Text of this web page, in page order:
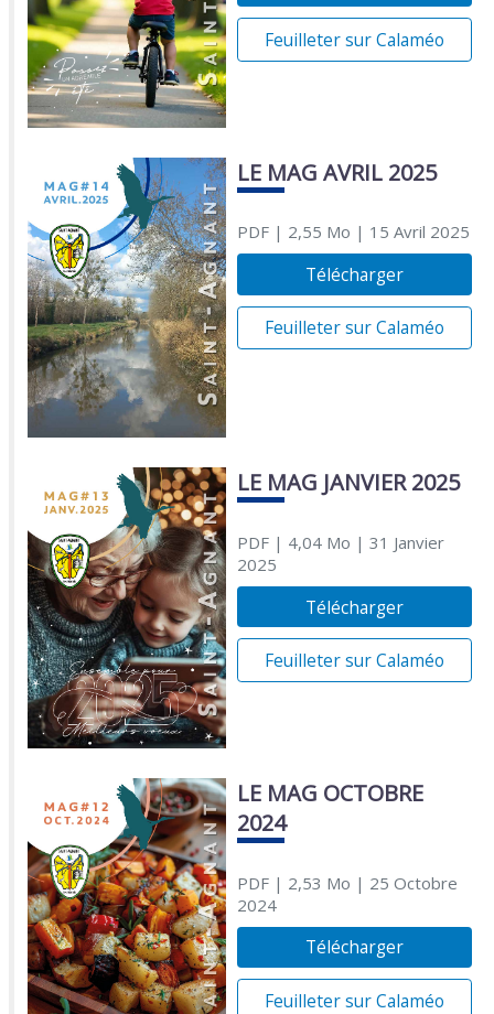
Feuilleter sur Calaméo
LE MAG AVRIL 2025
PDF| 2,55 Mo | 15 Avril 2025
Télécharger
Feuilleter sur Calaméo
LE MAG JANVIER 2025
PDF| 4,04 Mo | 31 Janvier
2025
Télécharger
Feuilleter sur Calaméo
LE MAG OCTOBRE
2024
PDF| 2,53 Mo | 25 Octobre
2024
Télécharger
Feuilleter sur Calaméo